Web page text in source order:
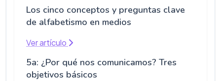
Los cinco conceptos y preguntas clave
de alfabetismo en medios
Ver artículo
5a: ¿Por qué nos comunicamos? Tres
objetivos básicos